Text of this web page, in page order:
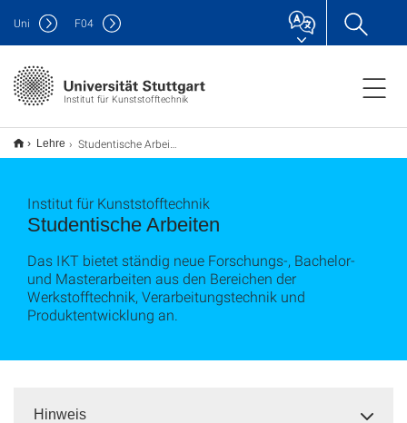
Institut für Kunststofftechnik
Uni F04
Lehre Studentische Arbeiten
Studentische Arbeiten
Institut für Kunststofftechnik
Das IKT bietet ständig neue Forschungs-, Bachelor-
und Masterarbeiten aus den Bereichen der
Werkstofftechnik, Verarbeitungstechnik und
Produktentwicklung an.
Hinweis